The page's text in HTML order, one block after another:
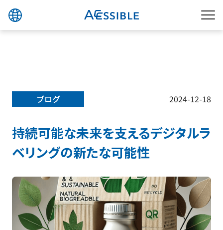
ブログ 2024-12-18
持続可能な未来を支えるデジタルラ
ベリングの新たな可能性